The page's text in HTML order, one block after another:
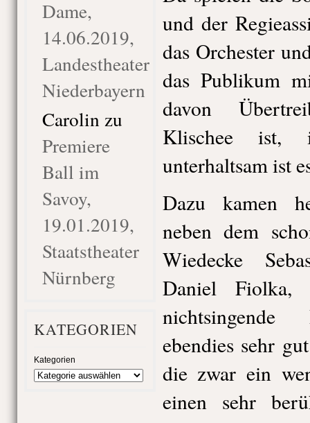
Dame,
14.06.2019,
Landestheater
Niederbayern
Carolin zu
Premiere
Ball im
Savoy,
19.01.2019,
Staatstheater
Nürnberg
KATEGORIEN
Kategorien
und der
das Orchester
das Publikum
davon
Klischee ist,
unterhaltsam ist
Dazu kamen
neben dem
Wiedecke
Daniel
nichtsingende
ebendies sehr
die zwar ein
einen sehr